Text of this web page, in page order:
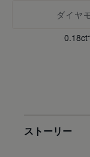
ダイヤ
0.18ct
ストーリー